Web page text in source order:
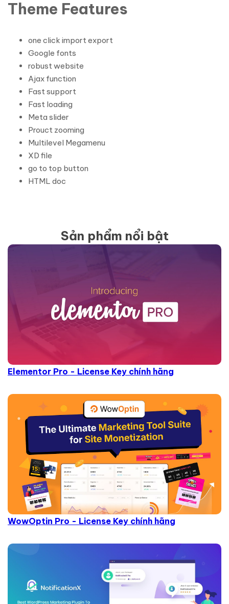
Theme Features
one click import export
Google fonts
robust website
Ajax function
Fast support
Fast loading
Meta slider
Prouct zooming
Multilevel Megamenu
XD file
go to top button
HTML doc
Sản phẩm nổi bật
Elementor Pro - License Key chính hãng
WowOptin Pro - License Key chính hãng